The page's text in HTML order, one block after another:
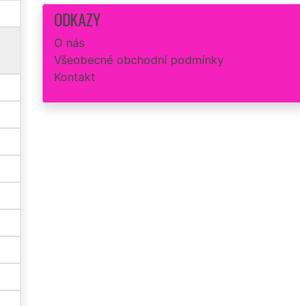
ODKAZY
O nás
Všeobecné obchodní podmínky
Kontakt